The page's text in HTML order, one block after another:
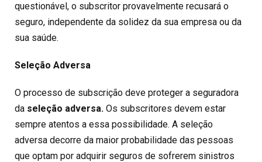
questionável, o subscritor provavelmente recusará o
seguro, independente da solidez da sua empresa ou da
sua saúde.
Seleção Adversa
O processo de subscrição deve proteger a seguradora
da seleção adversa. Os subscritores devem estar
sempre atentos a essa possibilidade. A seleção
adversa decorre da maior probabilidade das pessoas
que optam por adquirir seguros de sofrerem sinistros